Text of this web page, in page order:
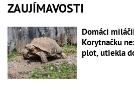
ZAUJÍMAVOSTI
Domáci
Korytnačku
plot, utiekla